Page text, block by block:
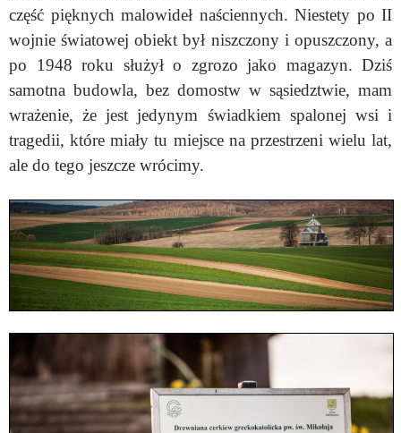
część pięknych malowideł naściennych. Niestety po II
wojnie światowej obiekt był niszczony i opuszczony, a
po 1948 roku służył o zgrozo jako magazyn. Dziś
samotna budowla, bez domostw w sąsiedztwie, mam
wrażenie, że jest jedynym świadkiem spalonej wsi i
tragedii, które miały tu miejsce na przestrzeni wielu lat,
ale do tego jeszcze wrócimy.